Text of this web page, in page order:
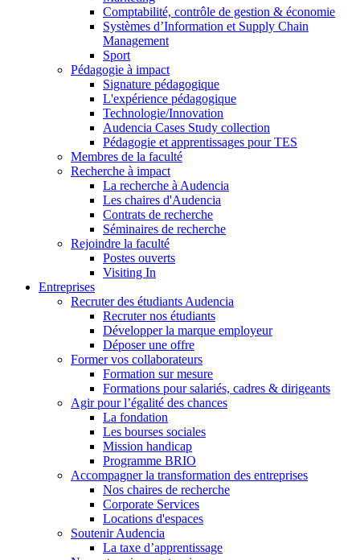
Comptabilité, contrôle de gestion & économie
Systèmes d’Information et Supply Chain
Management
Sport
Pédagogie à impact
Signature pédagogique
L'expérience pédagogique
Technologie/Innovation
Audencia Cases Study collection
Pédagogie et apprentissages pour TES
Membres de la faculté
Recherche à impact
La recherche à Audencia
Les chaires d'Audencia
Contrats de recherche
Séminaires de recherche
Rejoindre la faculté
Postes ouverts
Visiting In
Entreprises
Recruter des étudiants Audencia
Recruter nos étudiants
Développer la marque employeur
Déposer une offre
Former vos collaborateurs
Formation sur mesure
Formations pour salariés, cadres & dirigeants
Agir pour l’égalité des chances
La fondation
Les bourses sociales
Mission handicap
Programme BRIO
Accompagner la transformation des entreprises
Nos chaires de recherche
Corporate Services
Locations d'espaces
Soutenir Audencia
La taxe d’apprentissage